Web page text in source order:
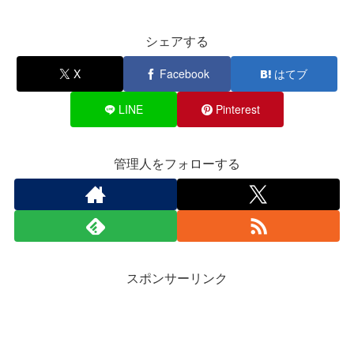
シェアする
X Facebook はてブ
LINE Pinterest
管理人をフォローする
スポンサーリンク